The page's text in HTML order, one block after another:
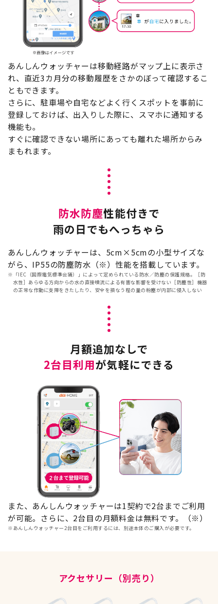
あんしんウォッチャーは移動経路がマップ上に表示さ
れ、直近3カ月分の移動履歴をさかのぼって確認するこ
ともできます。
さらに、駐車場や自宅などよく行くスポットを事前に
登録しておけば、出入りした際に、スマホに通知する
機能も。
すぐに確認できない場所にあっても離れた場所からみ
まもれます。
防水防塵性能付きで
雨の日でもへっちゃら
あんしんウォッチャーは、5cm×5cmの小型サイズな
がら、IP55の防塵防水（※）性能を搭載しています。
※ 「IEC（国際電気標準会議）」によって定められている防水／防塵の保護規格。［防
水性］あらゆる方向からの水の直接噴流による有害な影響を受けない［防塵性］機器
の正常な作動に支障をきたしたり、安全を損なう程の量の粉塵が内部に侵入しない
月額追加なしで
2台目利用が気軽にできる
また、あんしんウォッチャーは1契約で2台までご利用
が可能。さらに、2台目の月額料金は無料です。（※）
※ あんしんウォッチャー2台目をご利用するには、別途本体のご購入が必要です。
アクセサリー（別売り）